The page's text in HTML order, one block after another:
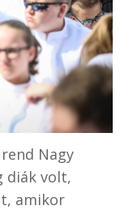
Nagy
diák volt,
amikor